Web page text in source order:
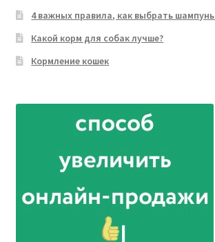
4 важных правила, как выбрать
Какой корм для собак лучше?
Кормление кошек